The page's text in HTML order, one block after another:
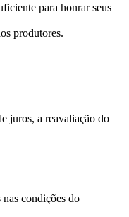
para honrar seus
produtores.
juros, a reavaliação do
condições do